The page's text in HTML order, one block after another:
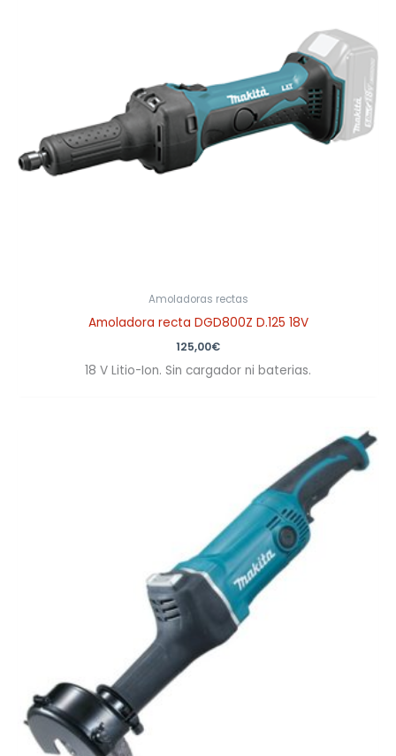
Amoladoras rectas
Amoladora recta DGD800Z D.125 18V
125,00€
18 V Litio-Ion. Sin cargador ni baterias.